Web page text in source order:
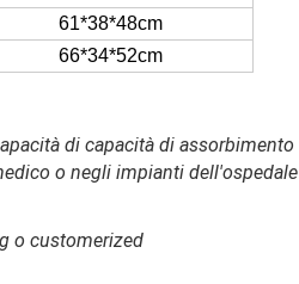
61*38*48cm
66*34*52cm
di capacità di assorbimento
o negli impianti dell'ospedale
o customerized